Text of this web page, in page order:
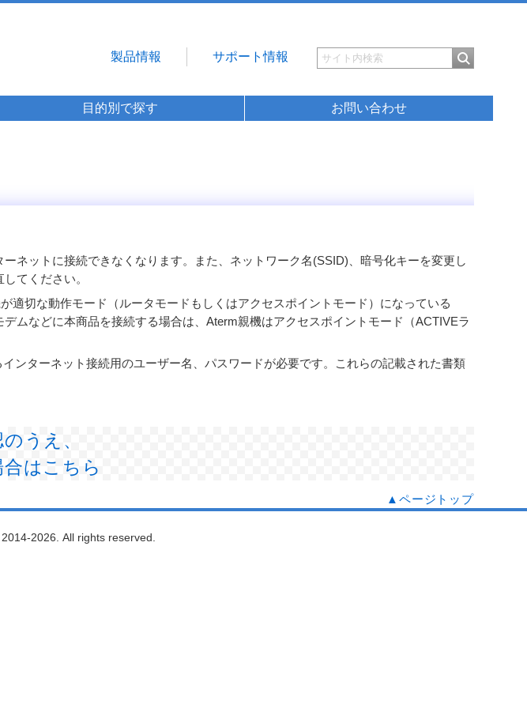
製品情報 サポート情報
目的別で探す お問い合わせ
ネットに接続できなくなります。また、ネットワーク名(SSID)、暗号化キーを変更し
てください。
切な動作モード（ルータモードもしくはアクセスポイントモード）になっている
ムなどに本商品を接続する場合は、Aterm親機はアクセスポイントモード（ACTIVEラ
ンターネット接続用のユーザー名、パスワードが必要です。これらの記載された書類
うえ、
はこちら
▲ページトップ
2026. All rights reserved.